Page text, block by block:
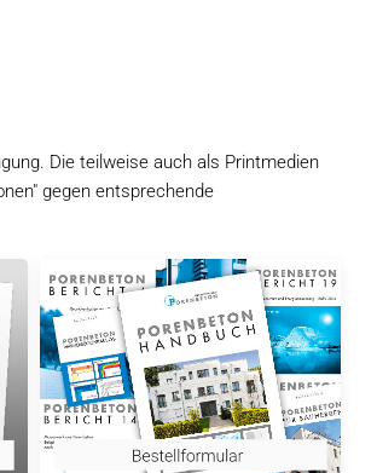
Die teilweise auch als Printmedien
gegen entsprechende